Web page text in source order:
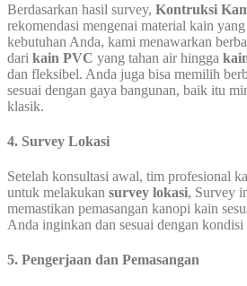
Berdasarkan hasil survey, Kontruksi
rekomendasi mengenai material kain
kebutuhan Anda, kami menawarkan
dari kain PVC yang tahan air hingga
dan fleksibel. Anda juga bisa memilih
sesuai dengan gaya bangunan, baik itu
klasik.
4. Survey Lokasi
Setelah konsultasi awal, tim profesional
untuk melakukan survey lokasi, Survey
memastikan pemasangan kanopi kain
Anda inginkan dan sesuai dengan
5. Pengerjaan dan Pemasangan